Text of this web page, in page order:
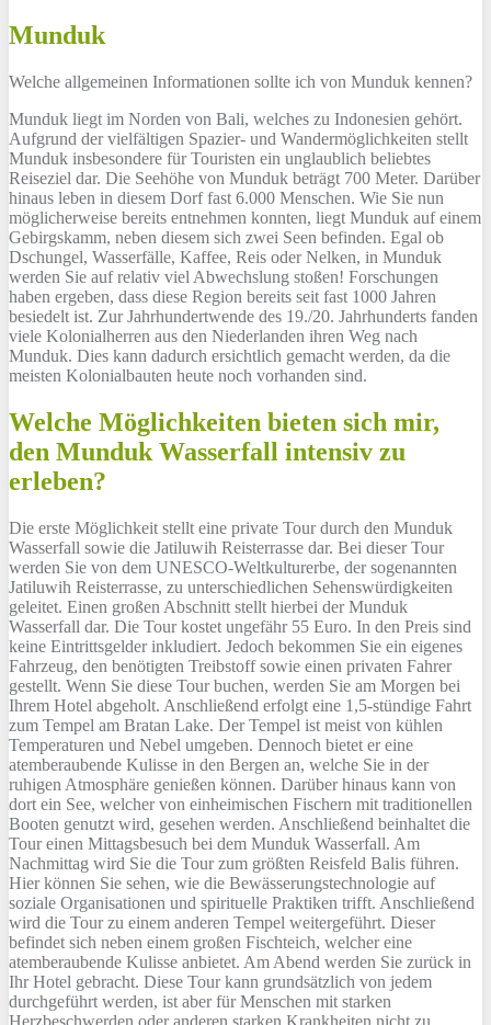
Munduk
Welche allgemeinen Informationen sollte ich von Munduk kennen?
Munduk liegt im Norden von Bali, welches zu Indonesien gehört.
Aufgrund der vielfältigen Spazier- und Wandermöglichkeiten stellt
Munduk insbesondere für Touristen ein unglaublich beliebtes
Reiseziel dar. Die Seehöhe von Munduk beträgt 700 Meter. Darüber
hinaus leben in diesem Dorf fast 6.000 Menschen. Wie Sie nun
möglicherweise bereits entnehmen konnten, liegt Munduk auf einem
Gebirgskamm, neben diesem sich zwei Seen befinden. Egal ob
Dschungel, Wasserfälle, Kaffee, Reis oder Nelken, in Munduk
werden Sie auf relativ viel Abwechslung stoßen! Forschungen
haben ergeben, dass diese Region bereits seit fast 1000 Jahren
besiedelt ist. Zur Jahrhundertwende des 19./20. Jahrhunderts fanden
viele Kolonialherren aus den Niederlanden ihren Weg nach
Munduk. Dies kann dadurch ersichtlich gemacht werden, da die
meisten Kolonialbauten heute noch vorhanden sind.
Welche Möglichkeiten bieten sich mir,
den Munduk Wasserfall intensiv zu
erleben?
Die erste Möglichkeit stellt eine private Tour durch den Munduk
Wasserfall sowie die Jatiluwih Reisterrasse dar. Bei dieser Tour
werden Sie von dem UNESCO-Weltkulturerbe, der sogenannten
Jatiluwih Reisterrasse, zu unterschiedlichen Sehenswürdigkeiten
geleitet. Einen großen Abschnitt stellt hierbei der Munduk
Wasserfall dar. Die Tour kostet ungefähr 55 Euro. In den Preis sind
keine Eintrittsgelder inkludiert. Jedoch bekommen Sie ein eigenes
Fahrzeug, den benötigten Treibstoff sowie einen privaten Fahrer
gestellt. Wenn Sie diese Tour buchen, werden Sie am Morgen bei
Ihrem Hotel abgeholt. Anschließend erfolgt eine 1,5-stündige Fahrt
zum Tempel am Bratan Lake. Der Tempel ist meist von kühlen
Temperaturen und Nebel umgeben. Dennoch bietet er eine
atemberaubende Kulisse in den Bergen an, welche Sie in der
ruhigen Atmosphäre genießen können. Darüber hinaus kann von
dort ein See, welcher von einheimischen Fischern mit traditionellen
Booten genutzt wird, gesehen werden. Anschließend beinhaltet die
Tour einen Mittagsbesuch bei dem Munduk Wasserfall. Am
Nachmittag wird Sie die Tour zum größten Reisfeld Balis führen.
Hier können Sie sehen, wie die Bewässerungstechnologie auf
soziale Organisationen und spirituelle Praktiken trifft. Anschließend
wird die Tour zu einem anderen Tempel weitergeführt. Dieser
befindet sich neben einem großen Fischteich, welcher eine
atemberaubende Kulisse anbietet. Am Abend werden Sie zurück in
Ihr Hotel gebracht. Diese Tour kann grundsätzlich von jedem
durchgeführt werden, ist aber für Menschen mit starken
Herzbeschwerden oder anderen starken Krankheiten nicht zu